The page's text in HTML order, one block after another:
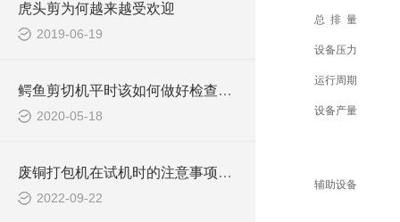
虎头剪为何越来越受欢迎
2019-06-19
鳄鱼剪切机平时该如何做好检查维修工作
2020-05-18
废铜打包机在试机时的注意事项有哪些？
2022-09-22
总 排 量
设备压力
运行周期
设备产量
辅助设备